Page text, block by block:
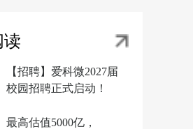
读
【招聘】爱科微2027届
校园招聘正式启动！
最高估值5000亿，